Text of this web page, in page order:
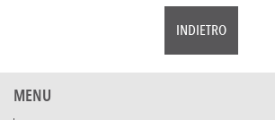
INDIETRO
MENU